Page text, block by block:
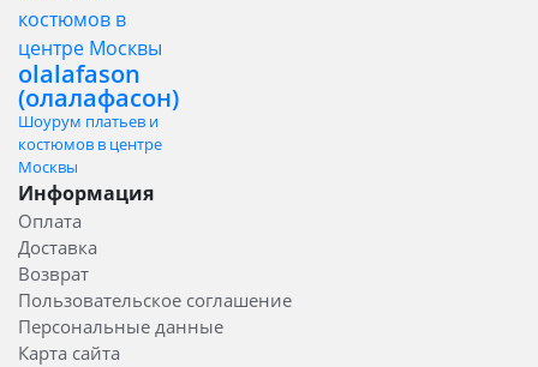
olalafason
(олалафасон)
Шоурум платьев и
костюмов в центре
Москвы
Информация
Оплата
Доставка
Возврат
Пользовательское соглашение
Персональные данные
Карта сайта